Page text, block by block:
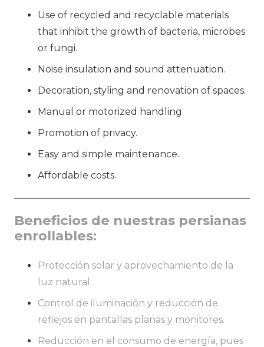
Use of recycled and recyclable materials
that inhibit the growth of bacteria, microbes
or fungi.
Noise insulation and sound attenuation.
Decoration, styling and renovation of spaces.
Manual or motorized handling.
Promotion of privacy.
Easy and simple maintenance.
Affordable costs.
Beneficios de nuestras persianas
enrollables:
Protección solar y aprovechamiento de la
luz natural.
Control de iluminación y reducción de
reflejos en pantallas planas y monitores.
Reducción en el consumo de energía, pues